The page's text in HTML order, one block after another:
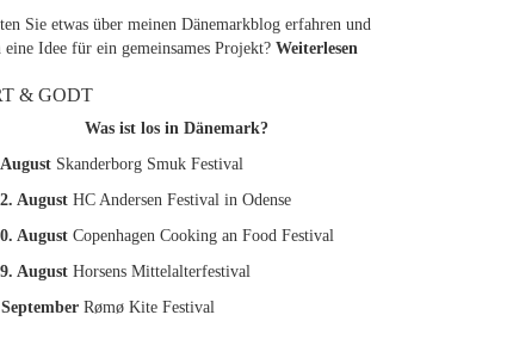
Sie etwas über meinen Dänemarkblog erfahren und
eine Idee für ein gemeinsames Projekt? Weiterlesen
& GODT
Was ist los in Dänemark?
Skanderborg Smuk Festival
August HC Andersen Festival in Odense
August Copenhagen Cooking an Food Festival
August Horsens Mittelalterfestival
Rømø Kite Festival